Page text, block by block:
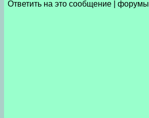
Ответить на это сообщение форумы